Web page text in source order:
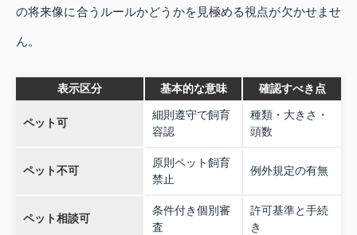
の将来像に合うルールかどうかを見極める視点が欠かせませ
ん。
表示区分 基本的な意味 確認すべき点
ペット可
細則遵守で飼育
容認
種類・大きさ・
頭数
ペット不可
原則ペット飼育
禁止
例外規定の有無
ペット相談可
条件付き個別審
査
許可基準と手続
き